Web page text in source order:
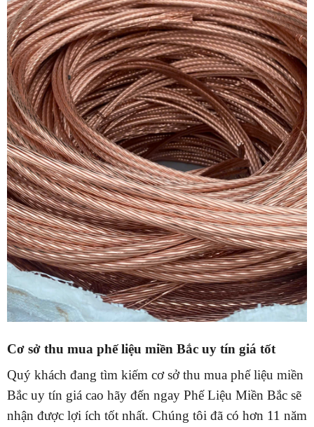
Cơ sở thu mua phế liệu miền Bắc uy tín giá tốt
Quý khách đang tìm kiếm cơ sở thu mua phế liệu miền
Bắc uy tín giá cao hãy đến ngay Phế Liệu Miền Bắc sẽ
nhận được lợi ích tốt nhất. Chúng tôi đã có hơn 11 năm